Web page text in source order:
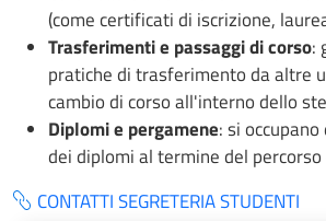
(come certificati di iscrizione,
Trasferimenti e passaggi di corso:
pratiche di trasferimento da altre
cambio di corso all'interno dello
Diplomi e pergamene: si
dei diplomi al termine del
CONTATTI SEGRETERIA STUDENTI